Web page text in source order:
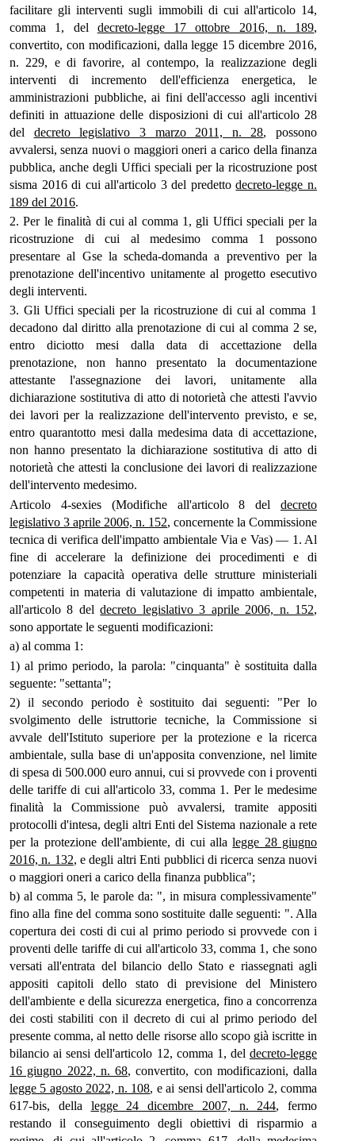
facilitare gli interventi sugli immobili di cui all'articolo 14,
comma 1, del decreto-legge 17 ottobre 2016, n. 189,
convertito, con modificazioni, dalla legge 15 dicembre 2016,
n. 229, e di favorire, al contempo, la realizzazione degli
interventi di incremento dell'efficienza energetica, le
amministrazioni pubbliche, ai fini dell'accesso agli incentivi
definiti in attuazione delle disposizioni di cui all'articolo 28
del decreto legislativo 3 marzo 2011, n. 28, possono
avvalersi, senza nuovi o maggiori oneri a carico della finanza
pubblica, anche degli Uffici speciali per la ricostruzione post
sisma 2016 di cui all'articolo 3 del predettodecreto-legge n.
189 del 2016.
2. Per le finalità di cui al comma 1, gli Uffici speciali per la
ricostruzione di cui al medesimo comma 1 possono
presentare al Gse la scheda-domanda a preventivo per la
prenotazione dell'incentivo unitamente al progetto esecutivo
degli interventi.
3. Gli Uffici speciali per la ricostruzione di cui al comma 1
decadono dal diritto alla prenotazione di cui al comma 2 se,
entro diciotto mesi dalla data di accettazione della
prenotazione, non hanno presentato la documentazione
attestante l'assegnazione dei lavori, unitamente alla
dichiarazione sostitutiva di atto di notorietà che attesti l'avvio
dei lavori per la realizzazione dell'intervento previsto, e se,
entro quarantotto mesi dalla medesima data di accettazione,
non hanno presentato la dichiarazione sostitutiva di atto di
notorietà che attesti la conclusione dei lavori di realizzazione
dell'intervento medesimo.
Articolo 4-sexies (Modifiche all'articolo 8 del decreto
legislativo 3 aprile 2006, n. 152, concernente la Commissione
tecnica di verifica dell'impatto ambientale Via e Vas) — 1. Al
fine di accelerare la definizione dei procedimenti e di
potenziare la capacità operativa delle strutture ministeriali
competenti in materia di valutazione di impatto ambientale,
all'articolo 8 deldecreto legislativo 3 aprile 2006, n. 152,
sono apportate le seguenti modificazioni:
a) al comma 1:
1) al primo periodo, la parola: "cinquanta" è sostituita dalla
seguente: "settanta";
2) il secondo periodo è sostituito dai seguenti: "Per lo
svolgimento delle istruttorie tecniche, la Commissione si
avvale dell'Istituto superiore per la protezione e la ricerca
ambientale, sulla base di un'apposita convenzione, nel limite
di spesa di 500.000 euro annui, cui si provvede con i proventi
delle tariffe di cui all'articolo 33, comma 1. Per le medesime
finalità la Commissione può avvalersi, tramite appositi
protocolli d'intesa, degli altri Enti del Sistema nazionale a rete
per la protezione dell'ambiente, di cui allalegge 28 giugno
2016, n. 132, e degli altri Enti pubblici di ricerca senza nuovi
o maggiori oneri a carico della finanza pubblica";
b) al comma 5, le parole da: ", in misura complessivamente"
fino alla fine del comma sono sostituite dalle seguenti: ". Alla
copertura dei costi di cui al primo periodo si provvede con i
proventi delle tariffe di cui all'articolo 33, comma 1, che sono
versati all'entrata del bilancio dello Stato e riassegnati agli
appositi capitoli dello stato di previsione del Ministero
dell'ambiente e della sicurezza energetica, fino a concorrenza
dei costi stabiliti con il decreto di cui al primo periodo del
presente comma, al netto delle risorse allo scopo già iscritte in
bilancio ai sensi dell'articolo 12, comma 1, del decreto-legge
16 giugno 2022, n. 68, convertito, con modificazioni, dalla
legge 5 agosto 2022, n. 108, e ai sensi dell'articolo 2, comma
617-bis, della legge 24 dicembre 2007, n. 244, fermo
restando il conseguimento degli obiettivi di risparmio a